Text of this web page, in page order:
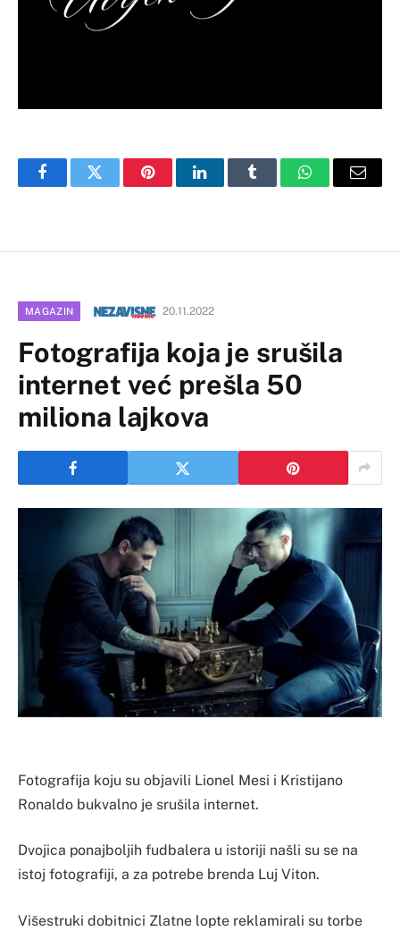
FacebookTwitter PinterestLinkedInTumblr WhatsAppEmail
MAGAZIN 20.11.2022
Fotografija koja je srušila
internet već prešla 50
miliona lajkova
Fotografija koju su objavili Lionel Mesi i Kristijano
Ronaldo bukvalno je srušila internet.
Dvojica ponajboljih fudbalera u istoriji našli su se na
istoj fotografiji, a za potrebe brenda Luj Viton.
Višestruki dobitnici Zlatne lopte reklamirali su torbe